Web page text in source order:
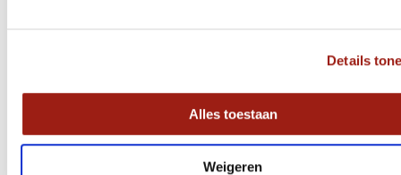
Details
Alles toestaan
Weigeren
vertrekdatum.